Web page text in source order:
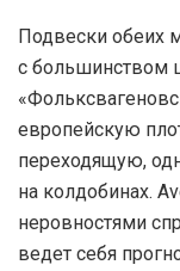
Подвески обеих
с большинством
европейскую
переходящую,
на колдобинах.
неровностями
ведет себя